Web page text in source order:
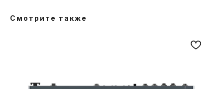
Смотрите также